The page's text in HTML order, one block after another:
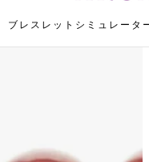
ブレスレットシミュレータ